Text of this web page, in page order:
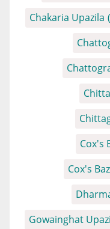
Chakaria Upazila
Cox's
Cox's
Gowainghat